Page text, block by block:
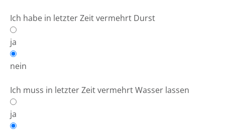
Ich habe in letzter Zeit vermehrt Durst
ja
nein
Ich muss in letzter Zeit vermehrt Wasser lassen
ja